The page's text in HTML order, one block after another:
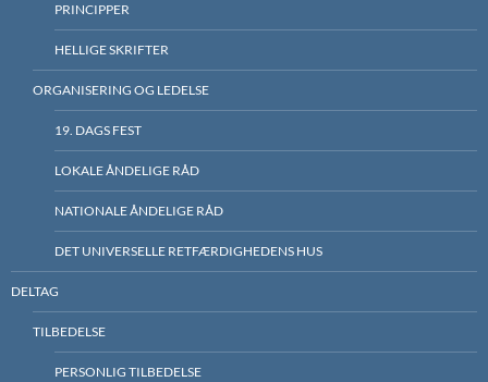
PRINCIPPER
HELLIGE SKRIFTER
ORGANISERING OG LEDELSE
19. DAGS FEST
LOKALE ÅNDELIGE RÅD
NATIONALE ÅNDELIGE RÅD
DET UNIVERSELLE RETFÆRDIGHEDENS HUS
DELTAG
TILBEDELSE
PERSONLIG TILBEDELSE